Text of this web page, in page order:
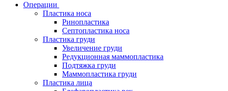
Операции
Пластика носа
Ринопластика
Септопластика носа
Пластика груди
Увеличение груди
Редукционная маммопластика
Подтяжка груди
Маммопластика груди
Пластика лица